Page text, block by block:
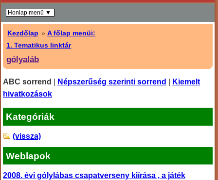
Kezdőlap »A főlap menüi:
1. Tematikus linktár
gólyaláb
ABC sorrend Népszerűség szerinti sorrend
Kiemelt
hivatkozások
Kategóriák
(vissza)
Weblapok
2008. évi gólylábas csapatverseny kiírása , a játék
Honlap menü ▼